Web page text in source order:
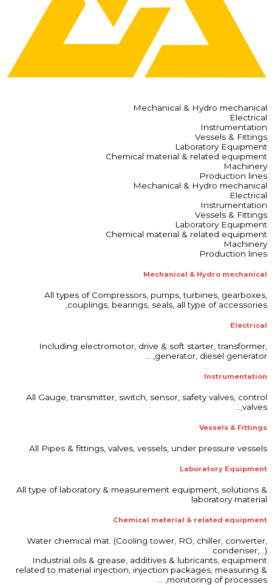
Mechanical & Hydro mechanical
Electrical
Instrumentation
Vessels & Fittings
Laboratory Equipment
Chemical material & related equipment
Machinery
Production lines
Mechanical & Hydro mechanical
Electrical
Instrumentation
Vessels & Fittings
Laboratory Equipment
Chemical material & related equipment
Machinery
Production lines
Mechanical & Hydro mechanical
All types of Compressors, pumps, turbines, gearboxes,
couplings, bearings, seals, all type of accessories,
Electrical
Including electromotor, drive & soft starter, transformer,
generator, diesel generator, …
Instrumentation
All Gauge, transmitter, switch, sensor, safety valves, control
valves,…
Vessels & Fittings
All Pipes & fittings, valves, vessels, under pressure vessels
Laboratory Equipment
All type of laboratory & measurement equipment, solutions &
laboratory material
Chemical material & related equipment
Water chemical mat. (Cooling tower, RO, chiller, converter,
condenser,…)
Industrial oils & grease, additives & lubricants, equipment
related to material injection, injection packages, measuring &
monitoring of processes, …